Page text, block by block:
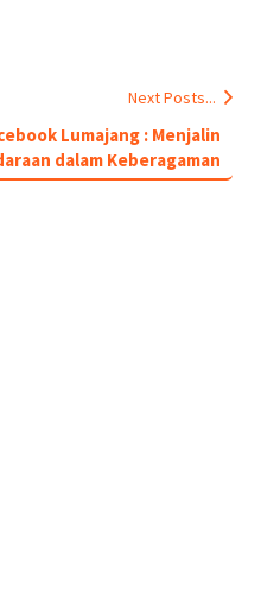
Next Posts...
Lumajang : Menjalin
dalam Keberagaman